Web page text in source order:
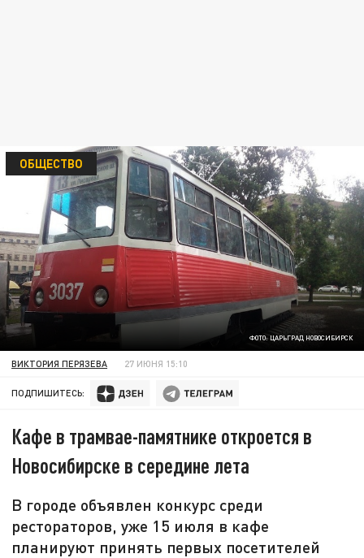
ФОТО: ЦАРЬГРАД НОВОСИБИРСК
ОБЩЕСТВО
ВИКТОРИЯ ПЕРЯЗЕВА 27 ИЮНЯ 15:10
ПОДПИШИТЕСЬ:
Кафе в трамвае-памятнике откроется в
Новосибирске в середине лета
В городе объявлен конкурс среди
рестораторов, уже 15 июля в кафе
планируют принять первых посетителей